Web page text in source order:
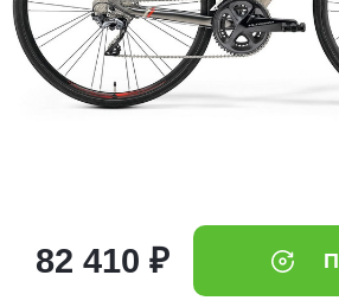
82 410 ₽
в корзину
Оплачивайте сегодня только
выбранный способом